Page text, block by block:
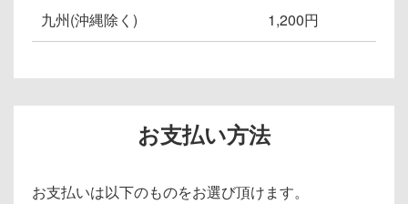
九州(沖縄除く) 1,200円
お支払い方法
お支払いは以下のものをお選び頂けます。